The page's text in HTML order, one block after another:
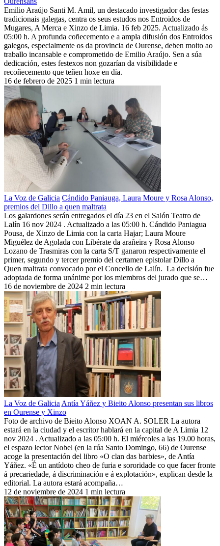
Emilio Araújo Santi M. Amil, un destacado investigador das festas
tradicionais galegas, centra os seus estudos nos Entroidos de
Mugares, A Merca e Xinzo de Limia. 16 feb 2025. Actualizado ás
05:00 h. A profunda coñecemento e a ampla difusión dos Entroidos
galegos, especialmente os da provincia de Ourense, deben moito ao
traballo incansable e comprometido de Emilio Araújo. Sen a súa
dedicación, estes festexos non gozarían da visibilidade e
recoñecemento que teñen hoxe en día.
16 de febrero de 2025 1 min lectura
La Voz de Galicia Cándido Paniauga, Laura Moure y Rosa Alonso,
premios del Dillo a quen maltrata
Los galardones serán entregados el día 23 en el Salón Teatro de
Lalín 16 nov 2024 . Actualizado a las 05:00 h. Cándido Paniagua
Pousa, de Xinzo de Limia con la carta Hajar; Laura Moure
Miguélez de Agolada con Libérate da arañeira y Rosa Alonso
Lozano de Trasmiras con la carta S/T ganaron respectivamente el
primer, segundo y tercer premio del certamen epistolar Dillo a
Quen maltrata convocado por el Concello de Lalín. La decisión fue
adoptada de forma unánime por los miembros del jurado que se…
16 de noviembre de 2024 2 min lectura
La Voz de Galicia Antía Yáñez y Bieito Alonso presentan sus libros
en Ourense y Xinzo
Foto de archivo de Bieito Alonso XOAN A. SOLER La autora
estará en la ciudad y el escritor hablará en la capital de A Limia 12
nov 2024 . Actualizado a las 05:00 h. El miércoles a las 19.00 horas,
el espazo lector Nobel (en la rúa Santo Domingo, 66) de Ourense
acoge la presentación del libro «O clan das barbies», de Antía
Yáñez. «É un antídoto cheo de furia e sororidade co que facer fronte
á precariedade, á discriminación e á explotación», explican desde la
editorial. La autora estará acompaña…
12 de noviembre de 2024 1 min lectura